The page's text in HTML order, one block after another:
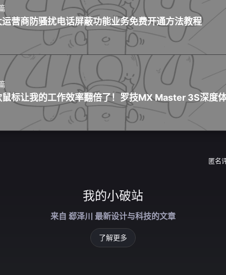
运营商防骚扰电话屏蔽功能业务免费开通方法教程
鼠标让我的工作效率翻倍了！罗技MX Master 3S深度
匿名
我的小破站
来自 郄泽川 最新设计与科技的文章
了解更多